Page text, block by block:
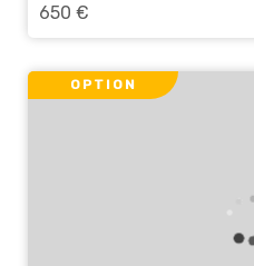
650 €
OPTION